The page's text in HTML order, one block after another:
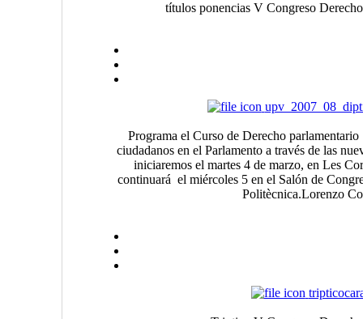
títulos ponencias V Congreso
Programa el Curso de Derecho
ciudadanos en el Parlamento a través de las
iniciaremos el martes 4 de marzo, en Les
continuará el miércoles 5 en el Salón de
Politècnica.Lorenzo